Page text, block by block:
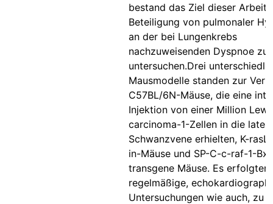
bestand das Ziel dieser Arbeit
Beteiligung von pulmonaler
an der bei Lungenkrebs
nachzuweisenden Dyspnoe zu
untersuchen.Drei
Mausmodelle standen zur
C57BL/6N-Mäuse, die eine
Injektion von einer Million
carcinoma-1-Zellen in die
Schwanzvene erhielten, K-
in-Mäuse und SP-C-c-raf-1-
transgene Mäuse. Es erfolgten
regelmäßige,
Untersuchungen wie auch, zu